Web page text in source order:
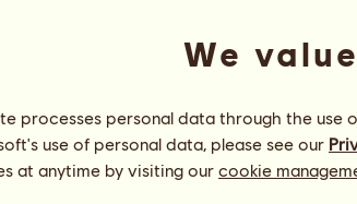
We
processes personal data through the use
use of personal data, please see our
at anytime by visiting our cookie